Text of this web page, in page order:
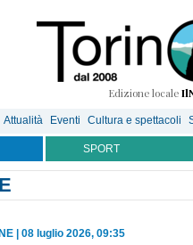
Edizione locale
Attualità Eventi Cultura e spettacoli
SPORT
08 luglio 2026, 09:35